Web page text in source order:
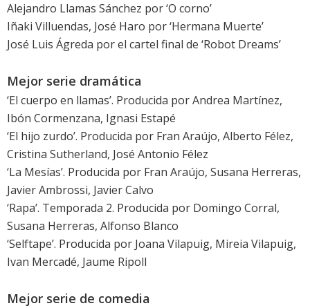
Alejandro Llamas Sánchez por ‘O corno’
Iñaki Villuendas, José Haro por ‘Hermana Muerte’
José Luis Ágreda por el cartel final de ‘Robot Dreams’
Mejor serie dramática
‘El cuerpo en llamas’. Producida por Andrea Martínez,
Ibón Cormenzana, Ignasi Estapé
‘El hijo zurdo’. Producida por Fran Araújo, Alberto Félez,
Cristina Sutherland, José Antonio Félez
‘La Mesías’. Producida por Fran Araújo, Susana Herreras,
Javier Ambrossi, Javier Calvo
‘Rapa’. Temporada 2. Producida por Domingo Corral,
Susana Herreras, Alfonso Blanco
‘Selftape’. Producida por Joana Vilapuig, Mireia Vilapuig,
Ivan Mercadé, Jaume Ripoll
Mejor serie de comedia